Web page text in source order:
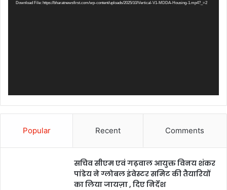
Download File: https://bharatnewsfirst.com/wp-content/uploads/2025/10/Vertical-V1-MDDA-Housing-1.mp4?_=2
Popular Recent Comments
सचिव सीएम एवं गढ़वाल आयुक्त विनय शंकर
पांडेय ने ग्लोबल इंवेस्टर समिट की तैयारियों
का लिया जायज़ा , दिए निर्देश